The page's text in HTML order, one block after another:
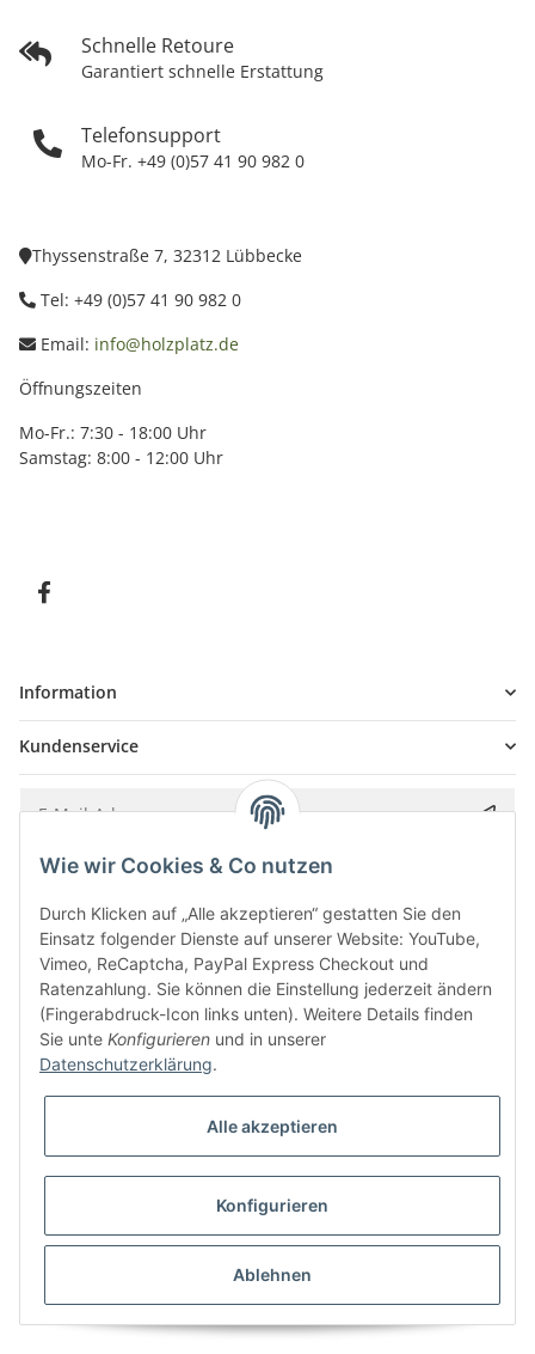
Schnelle Retoure
Garantiert schnelle Erstattung
Telefonsupport
Mo-Fr. +49 (0)57 41 90 982 0
Thyssenstraße 7, 32312 Lübbecke
Tel: +49 (0)57 41 90 982 0
Email: info@holzplatz.de
Öffnungszeiten
Mo-Fr.: 7:30 - 18:00 Uhr
Samstag: 8:00 - 12:00 Uhr
Information
Kundenservice
Bitte senden Sie mir entsprechend IhrerDatenschutzerklärung
* Alle Preise inkl. gesetzlicher USt., zzgl.
Besucherzähler: 5843482
UmsetzungVlarom E-Commerce Agentur| Powered byJTL-Shop|
CLEARIX JTL-Shop Template
Wie wir Cookies & Co nutzen
Durch Klicken auf „Alle akzeptieren“ gestatten Sie den
Einsatz folgender Dienste auf unserer Website: YouTube,
Vimeo, ReCaptcha, PayPal Express Checkout und
Ratenzahlung. Sie können die Einstellung jederzeit ändern
(Fingerabdruck-Icon links unten). Weitere Details finden
Sie unte Konfigurieren und in unserer
Datenschutzerklärung.
Alle akzeptieren
Konfigurieren
Ablehnen